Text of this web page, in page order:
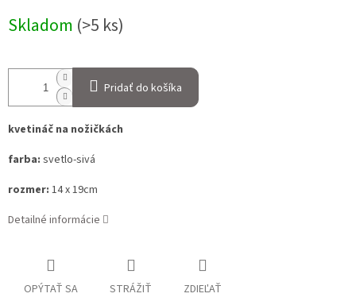
cena:
Skladom (>5 ks)
Pridať do košíka
kvetináč na nožičkách
farba: svetlo-sivá
rozmer: 14 x 19cm
Detailné informácie
OPÝTAŤ SA STRÁŽIŤ ZDIEĽAŤ